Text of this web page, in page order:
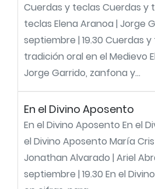
Cuerdas y teclas Cuerdas y
teclas Elena Aranoa | Jorge
septiembre | 19.30 Cuerdas y
tradición oral en el Medievo
Jorge Garrido, zanfona y...
En el Divino Aposento
En el Divino Aposento En el
el Divino Aposento María
Jonathan Alvarado | Ariel
septiembre | 19.30 En el